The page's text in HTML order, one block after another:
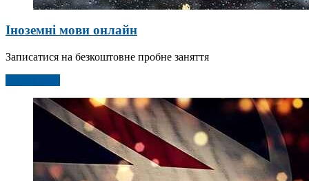
Іноземні мови онлайн
Записатися на безкоштовне пробне заняття